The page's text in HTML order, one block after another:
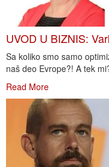
UVOD U BIZNIS:
Sa koliko smo samo
naš deo Evrope?! A tek
Read More